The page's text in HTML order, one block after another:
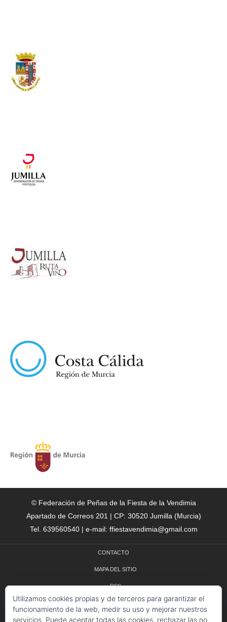
© Federación de Peñas de la Fiesta de la Vendimia
Apartado de Correos 201 | CP: 30520 Jumilla (Murcia)
Tel. 639560540 | e-mail: ffiestavendimia@gmail.com
CONTACTO
MAPA DEL SITIO
RSS
CRÉDITOS
POLÍTICA DE COOKIES
Utilizamos cookies propias y de terceros para garantizar el
funcionamiento de la web, medir su uso y mejorar nuestros
servicios. Puede aceptar todas las cookies, rechazar las no